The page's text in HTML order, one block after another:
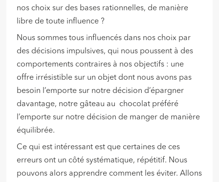
nos choix sur des bases rationnelles, de manière
libre de toute influence ?
Nous sommes tous influencés dans nos choix par
des décisions impulsives, qui nous poussent à des
comportements contraires à nos objectifs : une
offre irrésistible sur un objet dont nous avons pas
besoin l’emporte sur notre décision d’épargner
davantage, notre gâteau au chocolat préféré
l’emporte sur notre décision de manger de manière
équilibrée.
Ce qui est intéressant est que certaines de ces
erreurs ont un côté systématique, répétitif. Nous
pouvons alors apprendre comment les éviter. Allons